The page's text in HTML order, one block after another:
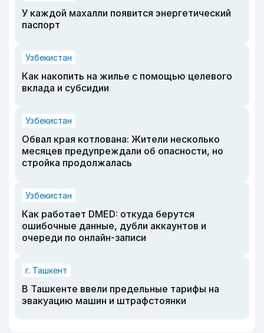
У каждой махалли появится энергетический
паспорт
Узбекистан
Как накопить на жилье с помощью целевого
вклада и субсидии
Узбекистан
Обвал края котлована: Жители несколько
месяцев предупреждали об опасности, но
стройка продолжалась
Узбекистан
Как работает DMED: откуда берутся
ошибочные данные, дубли аккаунтов и
очереди по онлайн-записи
г. Ташкент
В Ташкенте ввели предельные тарифы на
эвакуацию машин и штрафстоянки